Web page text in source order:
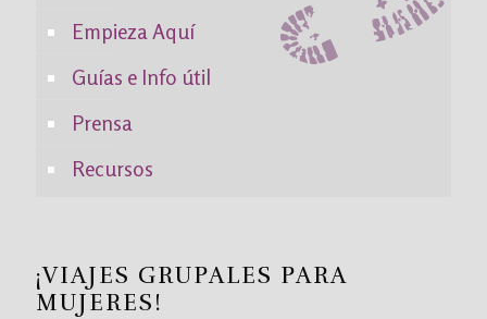
Empieza Aquí
Guías e Info útil
Prensa
Recursos
¡VIAJES GRUPALES PARA
MUJERES!